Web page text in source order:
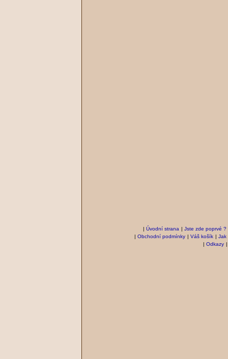
| Úvodní strana | Jste zde poprvé ?
| Obchodní podmínky | Váš košík | Jak
| Odkazy